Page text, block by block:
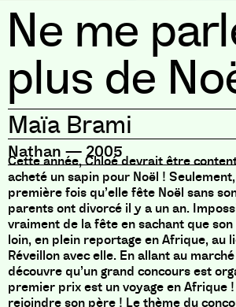
Ne me
plus de
Maïa Brami
Nathan — 2005
Cette année, Chloé devrait être
acheté un sapin pour Noël !
première fois qu’elle fête Noël sans
parents ont divorcé il y a un an.
vraiment de la fête en sachant que
loin, en plein reportage en Afrique, au
Réveillon avec elle. En allant au
découvre qu’un grand concours est
premier prix est un voyage en Afrique
rejoindre son père ! Le thème du